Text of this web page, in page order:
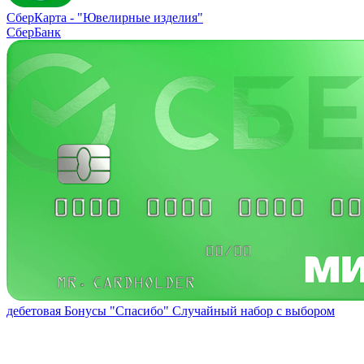
СберКарта - "Ювелирные изделия"
СберБанк
дебетовая Бонусы "Спасибо" Случайный набор с выбором